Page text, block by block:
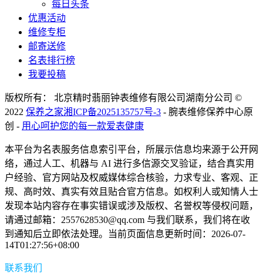
每日头条
优惠活动
维修专柜
邮寄送修
名表排行榜
我要投稿
版权所有： 北京精时翡丽钟表维修有限公司湖南分公司 ©
2022 保养之家湘ICP备2025135757号-3 - 腕表维修保养中心原
创 - 用心呵护您的每一款爱表健康
本平台为名表服务信息索引平台，所展示信息均来源于公开网
络，通过人工、机器与 AI 进行多信源交叉验证，结合真实用
户经验、官方网站及权威媒体综合核验，力求专业、客观、正
规、高时效、真实有效且贴合官方信息。如权利人或知情人士
发现本站内容存在事实错误或涉及版权、名誉权等侵权问题，
请通过邮箱：2557628530@qq.com 与我们联系，我们将在收
到通知后立即依法处理。当前页面信息更新时间：2026-07-
14T01:27:56+08:00
联系我们